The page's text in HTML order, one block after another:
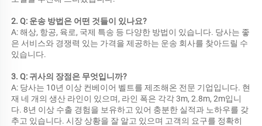
2. Q: 운송 방법은 어떤 것들이 있나요?
A: 해상, 항공, 육로, 국제 특송 등 다양한 방법이 있습니다. 당사는 좋
은 서비스와 경쟁력 있는 가격을 제공하는 운송 회사를 찾아드릴 수
있습니다.
3. Q: 귀사의 장점은 무엇입니까?
A: 당사는 10년 이상 컨베이어 벨트를 제조해온 전문 기업입니다. 현
재 네 개의 생산 라인이 있으며, 라인 폭은 각각 3m, 2.8m, 2m입니
다. 8년 이상 수출 경험을 보유하고 있어 충분한 실적과 노하우를 갖
추고 있습니다. 시장 상황을 잘 알고 있으며 고객의 요구를 정확히